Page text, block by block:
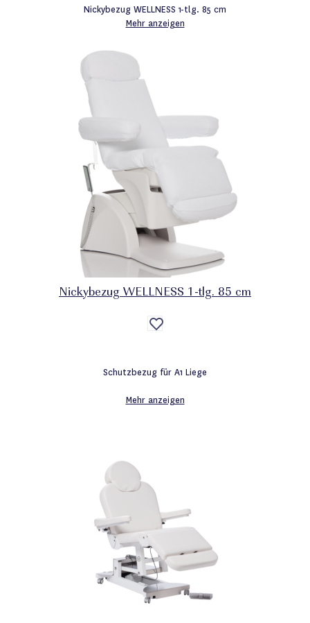
Nickybezug WELLNESS 1-tlg. 85 cm
Mehr anzeigen
Nickybezug WELLNESS 1-tlg. 85 cm
Auf
die
Schutzbezug für A1 Liege
Mehr anzeigen